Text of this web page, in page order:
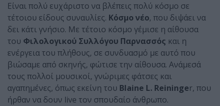
Είναι πολύ ευχάριστο να βλέπεις πολύ κόσμο σε
τέτοιου είδους συναυλίες. Κόσμο νέο, που διψάει να
δει κάτι γνήσιο. Με τέτοιο κόσμο γέμισε η αίθουσα
του Φιλολογικού Συλλόγου Παρνασσός και η
ενέργεια του πλήθους, σε συνδυασμό με αυτό που
βιώσαμε από σκηνής, φώτισε την αίθουσα. Ανάμεσά
τους πολλοί μουσικοί, γνώριμες φάτσες και
αγαπημένες, όπως εκείνη του Blaine L. Reininger, που
ήρθαν να δουν live τον σπουδαίο άνθρωπο.